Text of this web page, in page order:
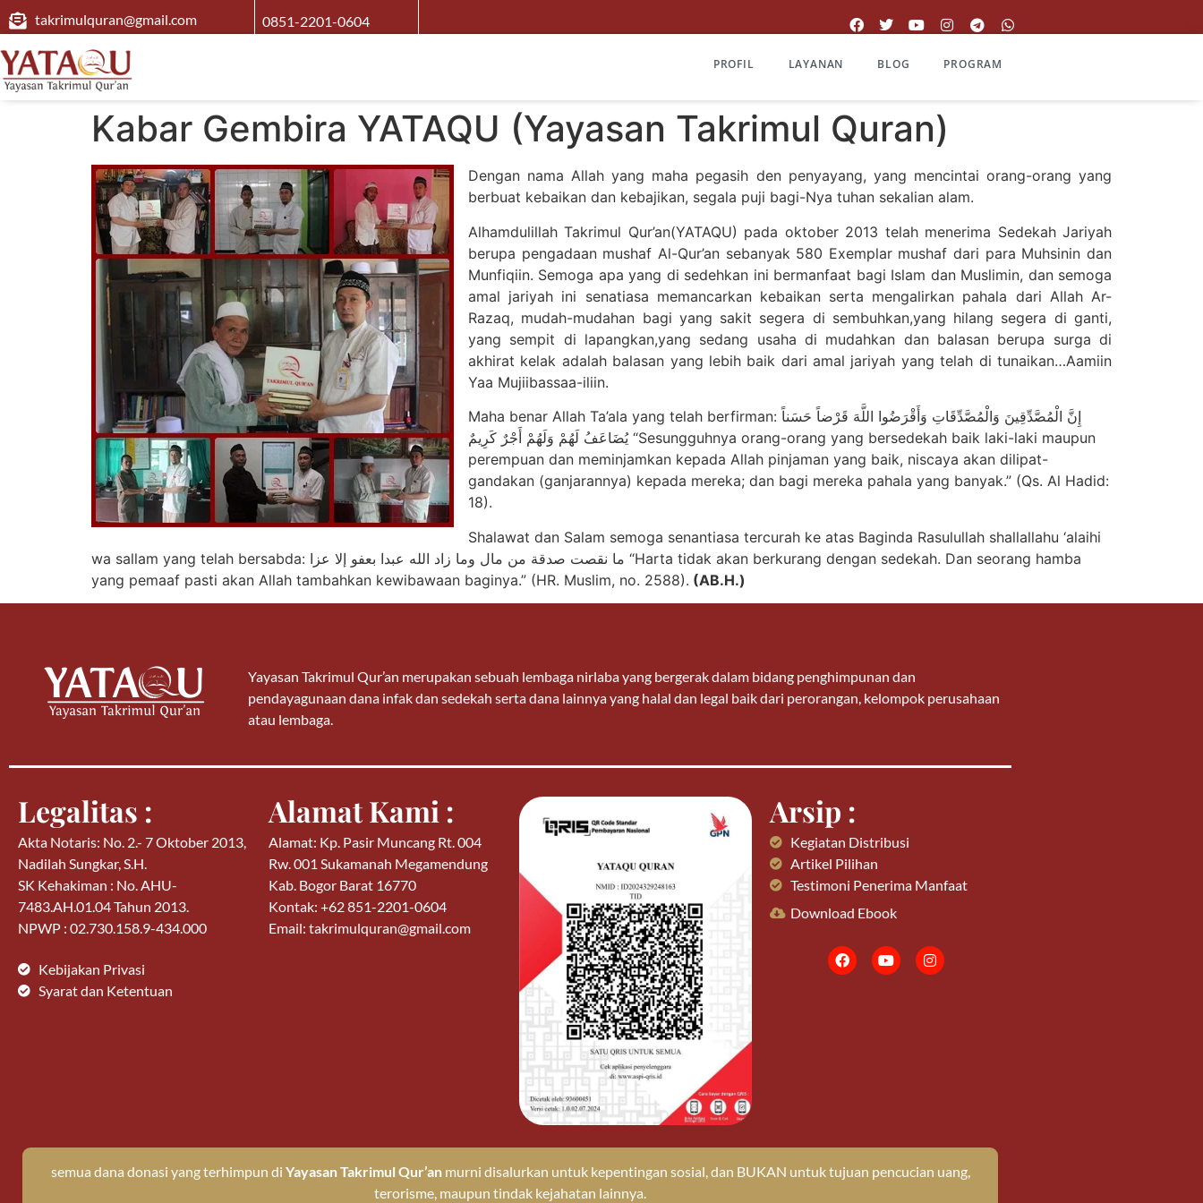
takrimulquran@gmail.com 0851-2201-0604
PROFIL LAYANAN BLOG PROGRAM
Kabar Gembira YATAQU (Yayasan Takrimul Quran)
Dengan nama Allah yang maha pegasih den penyayang, yang mencintai orang-orang yang
berbuat kebaikan dan kebajikan, segala puji bagi-Nya tuhan sekalian alam.
Alhamdulillah Takrimul Qur’an(YATAQU) pada oktober 2013 telah menerima Sedekah Jariyah
berupa pengadaan mushaf Al-Qur’an sebanyak 580 Exemplar mushaf dari para Muhsinin dan
Munfiqiin. Semoga apa yang di sedehkan ini bermanfaat bagi Islam dan Muslimin, dan semoga
amal jariyah ini senatiasa memancarkan kebaikan serta mengalirkan pahala dari Allah Ar-
Razaq, mudah-mudahan bagi yang sakit segera di sembuhkan,yang hilang segera di ganti,
yang sempit di lapangkan,yang sedang usaha di mudahkan dan balasan berupa surga di
akhirat kelak adalah balasan yang lebih baik dari amal jariyah yang telah di tunaikan…Aamiin
Yaa Mujiibassaa-iliin.
Maha benar Allah Ta’ala yang telah berfirman: إِنَّ الْمُصَّدِّقِينَ وَالْمُصَّدِّقَاتِ وَأَقْرَضُوا اللَّهَ قَرْضاً حَسَناً
يُضَاعَفُ لَهُمْ وَلَهُمْ أَجْرٌ كَرِيمٌ “Sesungguhnya orang-orang yang bersedekah baik laki-laki maupun
perempuan dan meminjamkan kepada Allah pinjaman yang baik, niscaya akan dilipat-
gandakan (ganjarannya) kepada mereka; dan bagi mereka pahala yang banyak.” (Qs. Al Hadid:
18).
Shalawat dan Salam semoga senantiasa tercurah ke atas Baginda Rasulullah shallallahu ‘alaihi
wa sallam yang telah bersabda: ما نقصت صدقة من مال وما زاد الله عبدا بعفو إلا عزا “Harta tidak akan berkurang dengan sedekah. Dan seorang hamba
yang pemaaf pasti akan Allah tambahkan kewibawaan baginya.” (HR. Muslim, no. 2588). (AB.H.)
Yayasan Takrimul Qur’an merupakan sebuah lembaga nirlaba yang bergerak dalam bidang penghimpunan dan
pendayagunaan dana infak dan sedekah serta dana lainnya yang halal dan legal baik dari perorangan, kelompok perusahaan
atau lembaga.
Legalitas :
Akta Notaris: No. 2.- 7 Oktober 2013,
Nadilah Sungkar, S.H.
SK Kehakiman : No. AHU-
7483.AH.01.04 Tahun 2013.
NPWP : 02.730.158.9-434.000
Kebijakan Privasi
Syarat dan Ketentuan
Alamat Kami :
Alamat: Kp. Pasir Muncang Rt. 004
Rw. 001 Sukamanah Megamendung
Kab. Bogor Barat 16770
Kontak: +62 851-2201-0604
Email: takrimulquran@gmail.com
Arsip :
Kegiatan Distribusi
Artikel Pilihan
Testimoni Penerima Manfaat
Download Ebook
semua dana donasi yang terhimpun di Yayasan Takrimul Qur’anmurni disalurkan untuk kepentingan sosial, dan BUKAN untuk tujuan pencucian uang,
terorisme, maupun tindak kejahatan lainnya.